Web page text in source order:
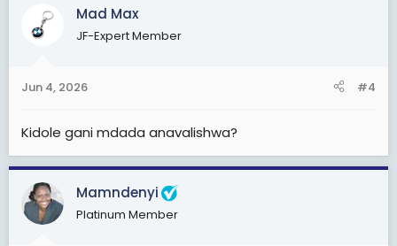
Mad Max
JF-Expert Member
Jun 4, 2026 #4
Kidole gani mdada anavalishwa?
Mamndenyi
Platinum Member